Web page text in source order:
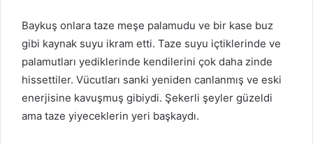
Baykuş onlara taze meşe palamudu ve bir kase buz
gibi kaynak suyu ikram etti. Taze suyu içtiklerinde ve
palamutları yediklerinde kendilerini çok daha zinde
hissettiler. Vücutları sanki yeniden canlanmış ve eski
enerjisine kavuşmuş gibiydi. Şekerli şeyler güzeldi
ama taze yiyeceklerin yeri başkaydı.